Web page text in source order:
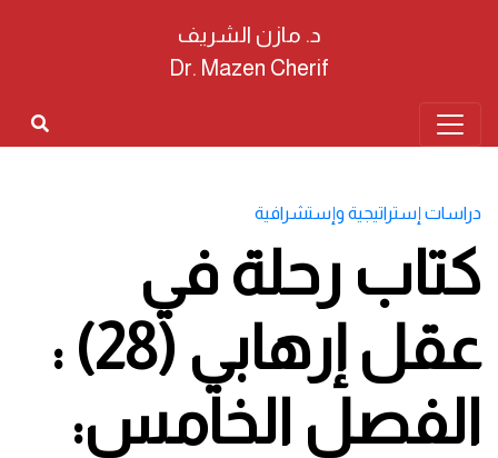
د. مازن الشريف
Dr. Mazen Cherif
دراسات إستراتيجية وإستشرافية
كتاب رحلة في
عقل إرهابي (28) :
الفصل الخامس: